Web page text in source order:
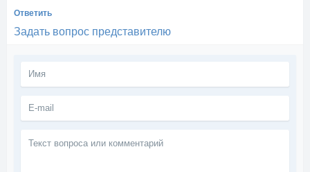
Ответить
Задать вопрос представителю
вопроса